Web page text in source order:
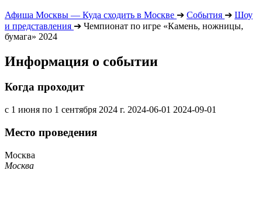
Афиша Москвы — Куда сходить в Москве ➔ События ➔ Шоу
и представления ➔ Чемпионат по игре «Камень, ножницы,
бумага» 2024
Информация о событии
Когда проходит
с 1 июня по 1 сентября 2024 г. 2024-06-01 2024-09-01
Место проведения
Москва
Москва